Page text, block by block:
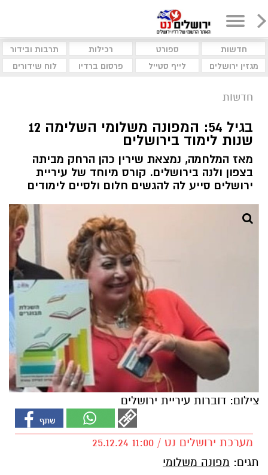
חדשות ספורט רכילות
תרבות ובידור
מגזין ירושלים
לייף סטייל פרסום ברדיו לוח שידורים
חדשות
בגיל 54: המפונה משלומי השלימה 12
שנות לימוד בירושלים
מאז המלחמה, נמצאת שירין כהן הרחק מביתה
בצפון ולנה בירושלים. קורס מיוחד של עיריית
ירושלים סייע לה להגשים חלום ולסיים לימודים
צילום: דוברות עיריית ירושלים
מערכת ירושלים נט / 11:00 25.12.24
תגים: מפונה משלומי